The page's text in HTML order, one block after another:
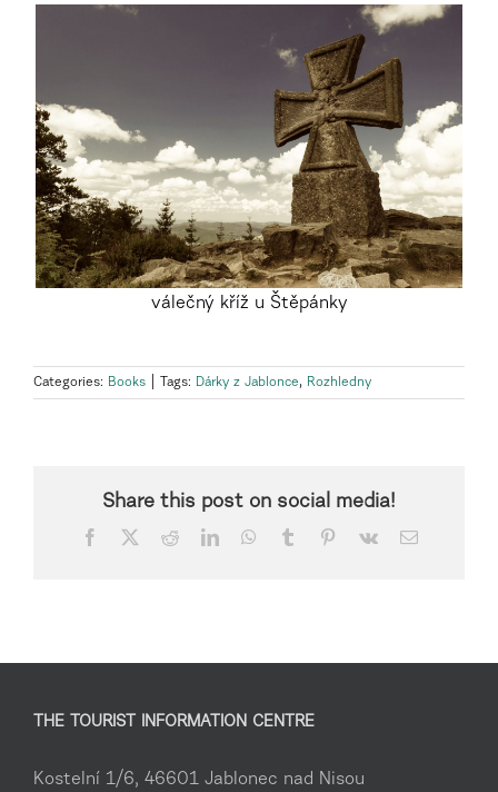
válečný kříž u Štěpánky
Categories: Books Tags: Dárky z Jablonce, Rozhledny
Share this post on social media!
Facebook RedditLinkedInWhatsApp
Tumblr Pinterest
Vk Email
THE TOURIST INFORMATION CENTRE
Kostelní 1/6, 46601 Jablonec nad Nisou